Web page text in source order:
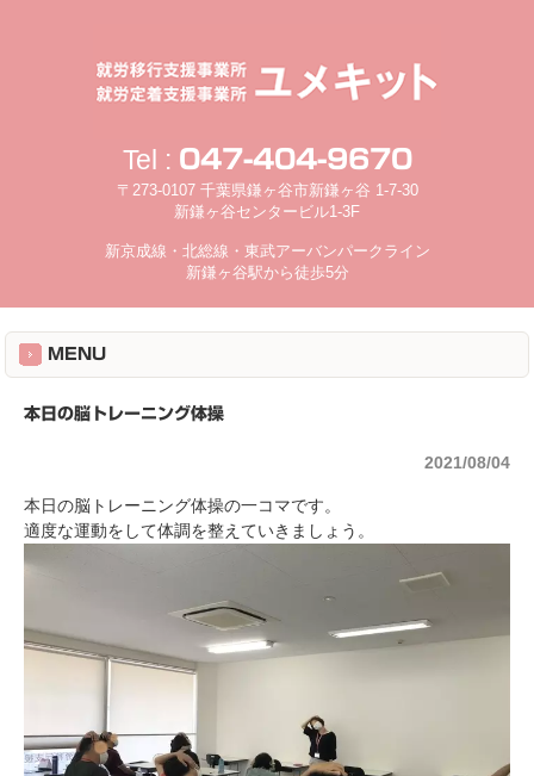
Tel : 047-404-9670
〒273-0107 千葉県鎌ヶ谷市新鎌ヶ谷 1-7-30
新鎌ヶ谷センタービル1-3F
新京成線・北総線・東武アーバンパークライン
新鎌ヶ谷駅から徒歩5分
MENU
本日の脳トレーニング体操
2021/08/04
本日の脳トレーニング体操の一コマです。
適度な運動をして体調を整えていきましょう。